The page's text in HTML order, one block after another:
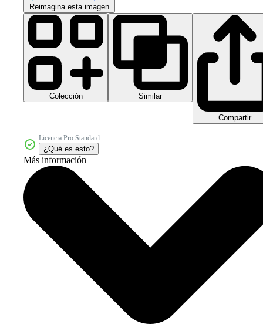
Reimagina esta imagen
Colección Similar
Compartir
Licencia Pro Standard
¿Qué es esto?
Más información